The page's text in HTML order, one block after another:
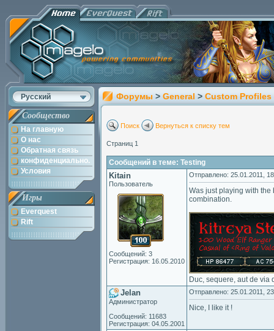
Русский
Сообщество
На главную
О нас
Обратная связь
конфиденциально.
Условия
Игры
Everquest
Rift
Форумы > General > Custom Profiles
Поиск Вернуться к списку тем
Страниц 1
Сообщений в теме: Testing
Kitain
Пользователь
Сообщений: 3
Регистрация: 16.05.2010
Отправлено: 25.01.2011,
Was just playing with the
combination.
Duc, sequere, aut de via
Jelan
Администратор
Сообщений: 11683
Регистрация: 04.05.2001
Отправлено: 25.01.2011,
Nice, I like it !